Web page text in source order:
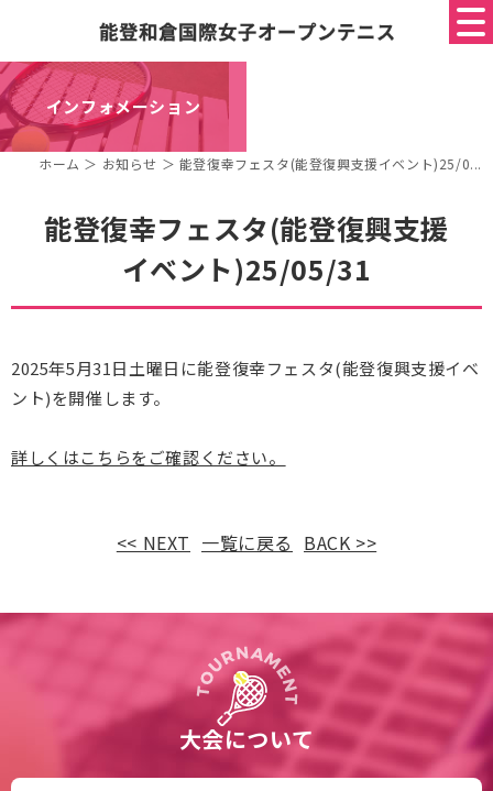
インフォメーション
ホーム ＞ お知らせ ＞ 能登復幸フェスタ(能登復興支援イベント)25/0...
能登復幸フェスタ(能登復興支援
イベント)25/05/31
2025年5月31日土曜日に能登復幸フェスタ(能登復興支援イベ
ント)を開催します。
詳しくはこちらをご確認ください。
<< NEXT 一覧に戻る BACK >>
大会について